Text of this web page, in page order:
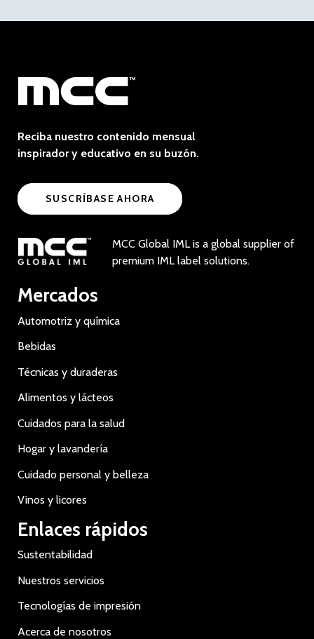
Reciba nuestro contenido mensual
inspirador y educativo en su buzón.
SUSCRÍBASE AHORA
MCC Global IML is a global supplier of
premium IML label solutions.
Mercados
Automotriz y química
Bebidas
Técnicas y duraderas
Alimentos y lácteos
Cuidados para la salud
Hogar y lavandería
Cuidado personal y belleza
Vinos y licores
Enlaces rápidos
Sustentabilidad
Nuestros servicios
Tecnologías de impresión
Acerca de nosotros